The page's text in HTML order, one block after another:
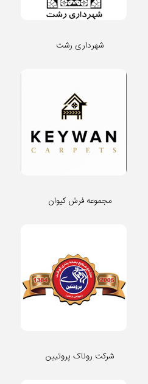
شهرداری رشت
مجموعه فرش کیوان
شرکت روناک پروتیین